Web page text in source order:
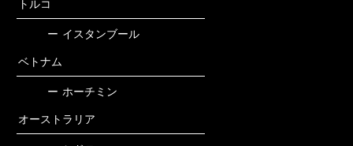
トルコ
ー イスタンブール
ベトナム
ー ホーチミン
オーストラリア